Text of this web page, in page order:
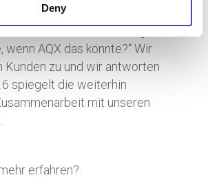
Denyuns dabei helfen
verwirklichen und uns sagen:
wenn AQX das könnte?“ Wir
Kunden zu und wir antworten
spiegelt die weiterhin
mit unseren
erfahren?